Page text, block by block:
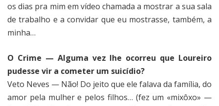
os dias pra mim em vídeo chamada a mostrar a sua sala
de trabalho e a convidar que eu mostrasse, também, a
minha…
O Crime — Alguma vez lhe ocorreu que Loureiro
pudesse vir a cometer um suicídio?
Veto Neves — Não! Do jeito que ele falava da família, do
amor pela mulher e pelos filhos… (fez um «mixôxo» —